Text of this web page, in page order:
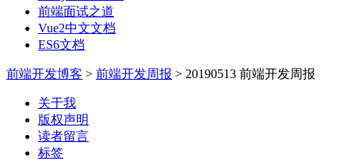
前端面试之道
Vue2中文文档
ES6文档
前端开发博客 > 前端开发周报 > 20190513 前端开发周报
关于我
版权声明
读者留言
标签